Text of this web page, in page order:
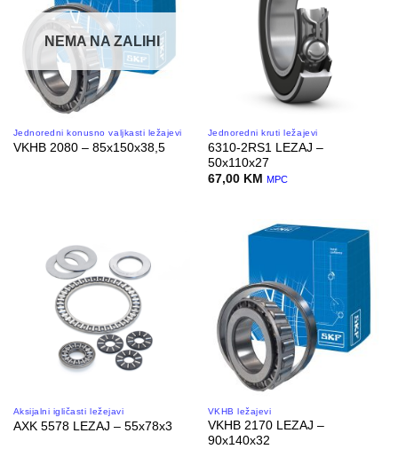
NEMA NA ZALIHI
Jednoredni konusno valjkasti ležajevi
VKHB 2080 – 85x150x38,5
Jednoredni kruti ležajevi
6310-2RS1 LEZAJ –
50x110x27
67,00 KM MPC
Aksijalni igličasti ležejavi
AXK 5578 LEZAJ – 55x78x3
VKHB ležajevi
VKHB 2170 LEZAJ –
90x140x32